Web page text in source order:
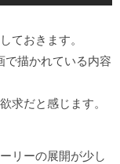
ておきます。
で描かれている内容
求だと感じます。
リーの展開が少し